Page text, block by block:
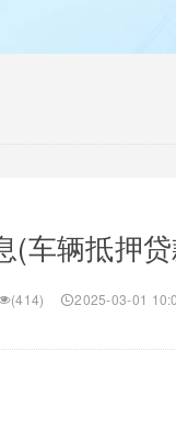
(车辆抵押
(414) 2025-03-01